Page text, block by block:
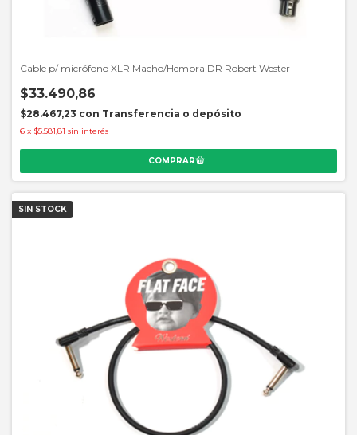
Cable p/ micrófono XLR Macho/Hembra DR Robert Wester
$33.490,86
$28.467,23 con Transferencia o depósito
6 x $5.581,81 sin interés
SIN STOCK